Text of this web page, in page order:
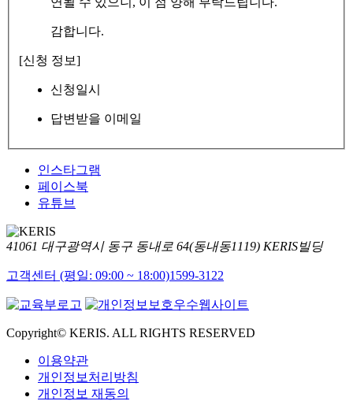
감합니다.
[신청 정보]
신청일시
답변받을 이메일
인스타그램
페이스북
유튜브
41061 대구광역시 동구 동내로 64(동내동1119) KERIS빌딩
고객센터 (평일: 09:00 ~ 18:00)1599-3122
Copyright© KERIS. ALL RIGHTS RESERVED
이용약관
개인정보처리방침
개인정보 재동의